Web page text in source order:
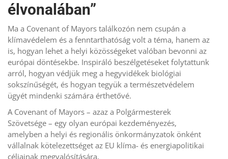
élvonalában”
Ma a Covenant of Mayors találkozón nem csupán a
klímavédelem és a fenntarthatóság volt a téma, hanem az
is, hogyan lehet a helyi közösségeket valóban bevonni az
európai döntésekbe. Inspiráló beszélgetéseket folytattunk
arról, hogyan védjük meg a hegyvidékek biológiai
sokszínűségét, és hogyan tegyük a természetvédelem
ügyét mindenki számára érthetővé.
A Covenant of Mayors – azaz a Polgármesterek
Szövetsége – egy olyan európai kezdeményezés,
amelyben a helyi és regionális önkormányzatok önként
vállalnak kötelezettséget az EU klíma- és energiapolitikai
céljainak megvalósítására.